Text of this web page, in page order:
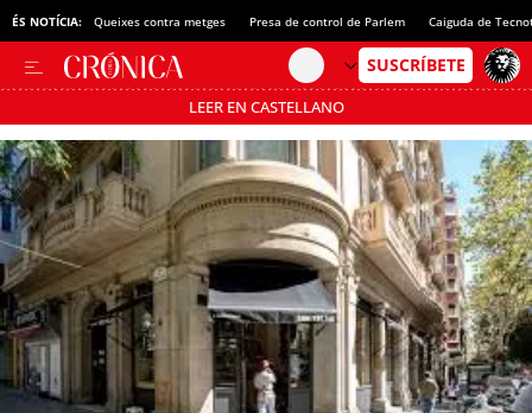
ÉS NOTÍCIA: Queixes contra metges Presa de control de Parlem Caiguda de
LEER EN CASTELLANO
Passa’t al mode estalvi